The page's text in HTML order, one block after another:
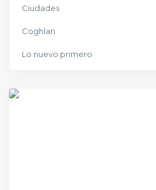
Ciudades
Coghlan
Lo nuevo primero